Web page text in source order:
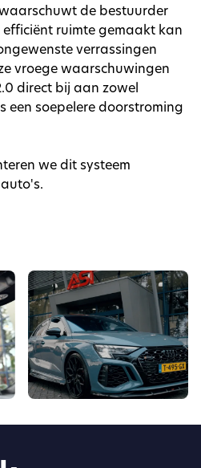
de bestuurder
ruimte gemaakt kan
verrassingen
vroege waarschuwingen
direct bij aan zowel
een soepelere doorstroming
we dit systeem